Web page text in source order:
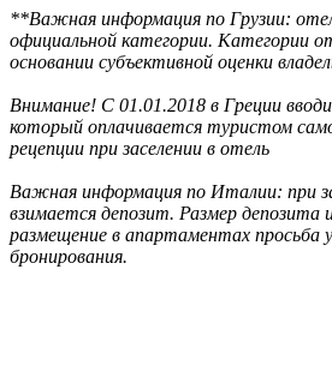
**Важная информация по Грузии:
официальной категории. Категории
основании субъективной оценки
Внимание! С 01.01.2018 в Греции
который оплачивается туристом
рецепции при заселении в отель
Важная информация по Италии: при
взимается депозит. Размер депозита
размещение в апартаментах просьба
бронирования.